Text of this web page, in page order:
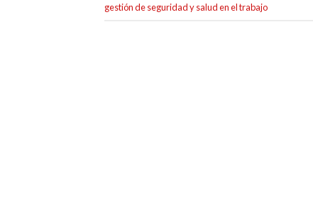
gestión de seguridad y salud en el trabajo